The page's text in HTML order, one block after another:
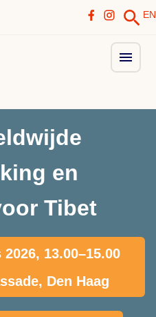
EN
en
Tibet
13.00–15.00
Den Haag